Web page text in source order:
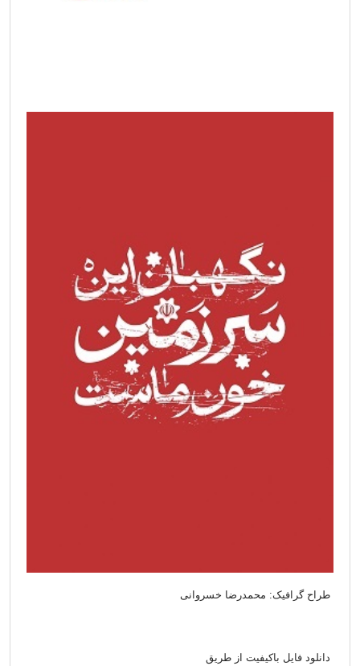
طراح گرافیک: محمدرضا خسروانی
دانلود فایل باکیفیت از طریق